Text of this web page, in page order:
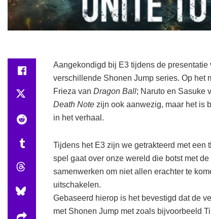
Aangekondigd bij E3 tijdens de presentatie
verschillende Shonen Jump series. Op het
Frieza van Dragon Ball; Naruto en Sasuke
Death Note zijn ook aanwezig, maar het is
in het verhaal.
Tijdens het E3 zijn we getrakteerd met
spel gaat over onze wereld die botst met
samenwerken om niet allen erachter te
uitschakelen.
Gebaseerd hierop is het bevestigd dat de
met Shonen Jump met zoals bijvoorbeeld